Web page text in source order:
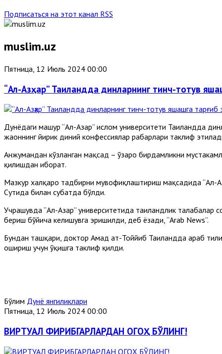
Подписаться на этот канал RSS
muslim.uz
Пятница, 12 Июль 2024 00:00
“Ал-Азҳар” Таиландда динларнинг тинч-тотув
Дунёдаги машҳур “Ал-Азҳар” ислом университети Таиландда
жаҳоннинг йирик диний конфессиялар раҳбарлари таклиф
Анжумандан кўзланган мақсад – ўзаро бирдамликни
қилишдан иборат.
Мазкур халқаро тадбирни мувофиқлаштириш мақсадида “Ал-
Сутҳида билан суҳбатда бўлди.
Учрашувда “Ал-Азҳар” университетида таиландлик
бериш бўйича келишувга эришилди, деб ёзади, “Arab News”.
Бундан ташқари, доктор Аҳмад ат-Тоййиб Таиландда араб
ошириш учун ўқишга таклиф қилди.
Бўлим Дунё янгиликлари
Пятница, 12 Июль 2024 00:00
ВИРТУАЛ ФИРИБГАРЛАРДАН ОГОҲ БЎЛИНГ!